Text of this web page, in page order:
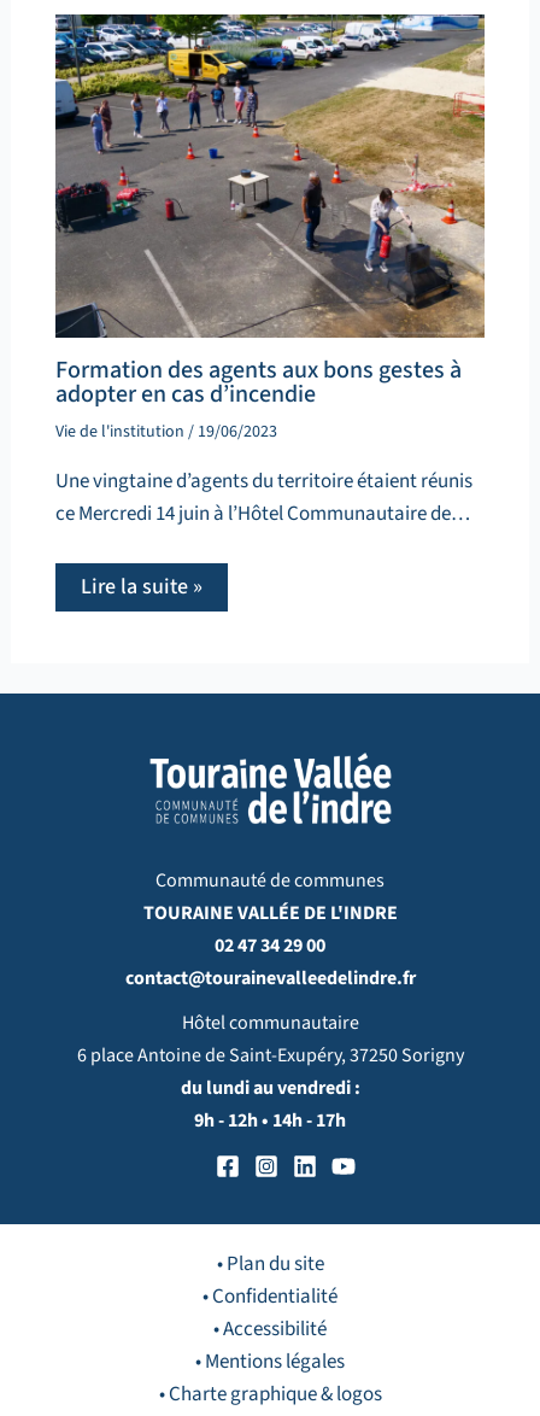
Formation des agents aux bons gestes à
adopter en cas d’incendie
Vie de l'institution / 19/06/2023
Une vingtaine d’agents du territoire étaient réunis
ce Mercredi 14 juin à l’Hôtel Communautaire de…
Lire la suite »
Communauté de communes
TOURAINE VALLÉE DE L'INDRE
02 47 34 29 00
contact@tourainevalleedelindre.fr
Hôtel communautaire
6 place Antoine de Saint-Exupéry, 37250 Sorigny
du lundi au vendredi :
9h - 12h • 14h - 17h
• Plan du site
• Confidentialité
• Accessibilité
• Mentions légales
• Charte graphique & logos